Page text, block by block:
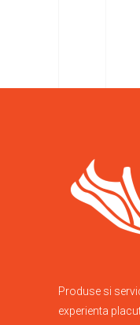
Produse si
experienta